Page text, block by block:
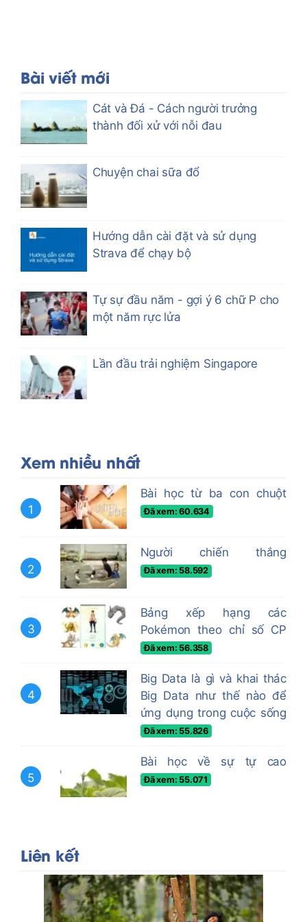
Bài viết mới
Cát và Đá - Cách người trưởng
thành đối xử với nỗi đau
Chuyện chai sữa đổ
Hướng dẫn cài đặt và sử dụng
Strava để chạy bộ
Tự sự đầu năm - gợi ý 6 chữ P cho
một năm rực lửa
Lần đầu trải nghiệm Singapore
Xem nhiều nhất
1
Bài học từ ba con chuột
Đã xem: 60.634
2
Người chiến thắng
Đã xem: 58.592
3
Bảng xếp hạng các
Pokémon theo chỉ số CP
Đã xem: 56.358
4
Big Data là gì và khai thác
Big Data như thế nào để
ứng dụng trong cuộc sống
Đã xem: 55.826
5
Bài học về sự tự cao
Đã xem: 55.071
Liên kết